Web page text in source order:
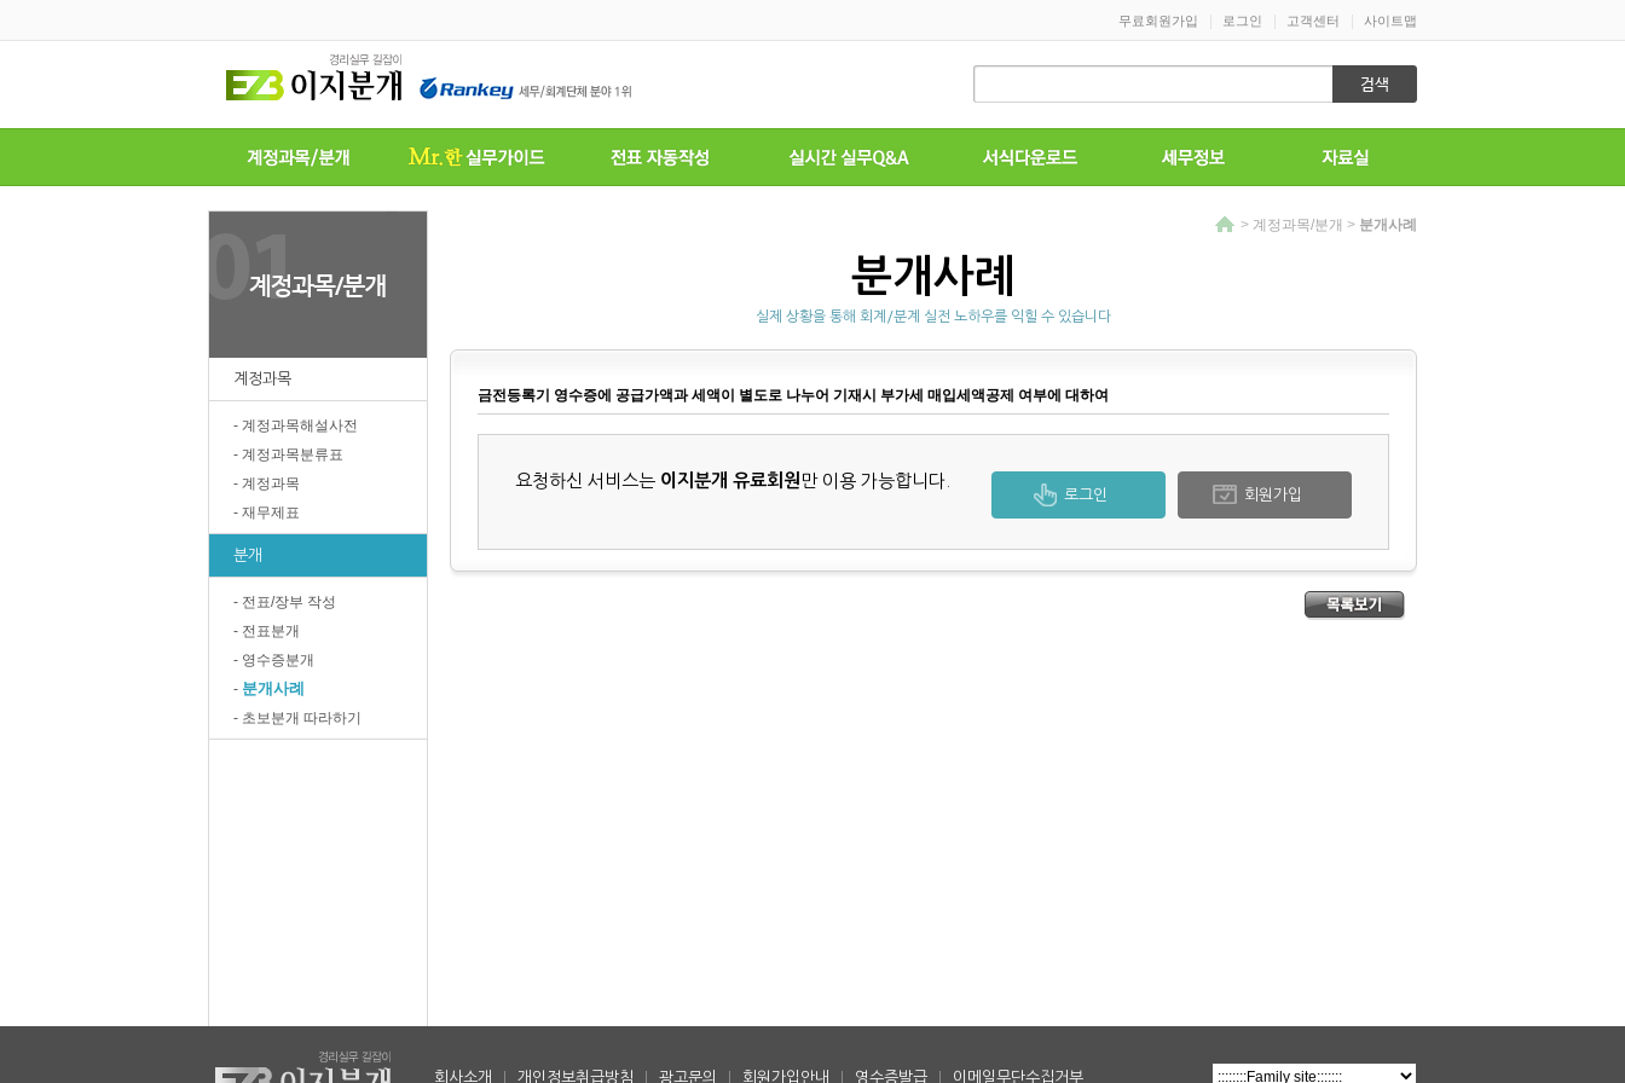
무료회원가입 로그인 고객센터 사이트맵
계정과목
- 계정과목해설사전
- 계정과목분류표
- 계정과목
- 재무제표
분개
- 전표/장부 작성
- 전표분개
- 영수증분개
- 분개사례
- 초보분개 따라하기
> 계정과목/분개 > 분개사례
분개사례
실제 상황을 통해 회계/분계 실전 노하우를 익힐 수 있습니다
금전등록기 영수증에 공급가액과 세액이 별도로 나누어 기재시 부가세 매입세액공제 여부에 대하여
요청하신 서비스는 이지분개 유료회원 만 이용 가능합니다.
회원가입
로그인
회사소개 개인정보취급방침 광고문의 회원가입안내 영수증발급 이메일무단수집거부